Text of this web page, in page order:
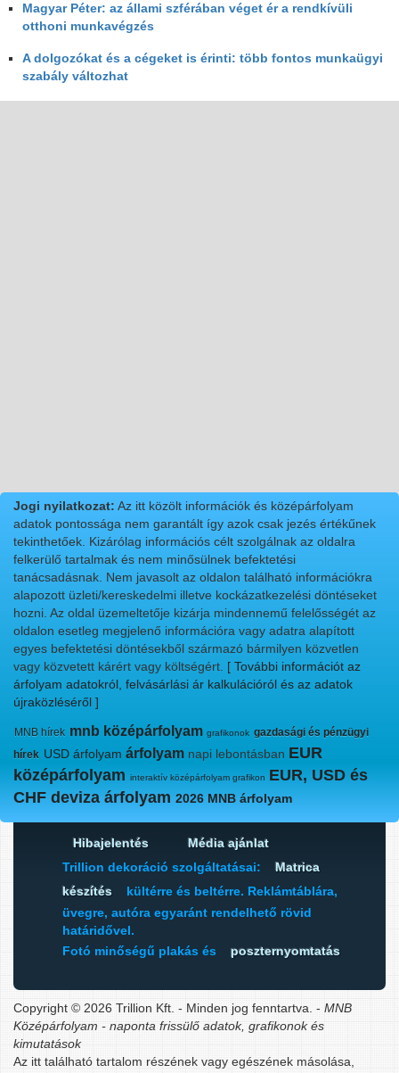
Magyar Péter: az állami szférában véget ér a rendkívüli
otthoni munkavégzés
A dolgozókat és a cégeket is érinti: több fontos munkaügyi
szabály változhat
Jogi nyilatkozat: Az itt közölt információk és középárfolyam
adatok pontossága nem garantált így azok csak jezés értékűnek
tekinthetőek. Kizárólag információs célt szolgálnak az oldalra
felkerülő tartalmak és nem minősülnek befektetési
tanácsadásnak. Nem javasolt az oldalon található információkra
alapozott üzleti/kereskedelmi illetve kockázatkezelési döntéseket
hozni. Az oldal üzemeltetője kizárja mindennemű felelősségét az
oldalon esetleg megjelenő információra vagy adatra alapított
egyes befektetési döntésekből származó bármilyen közvetlen
vagy közvetett kárért vagy költségért. [ További információt az
árfolyam adatokról, felvásárlási ár kalkulációról és az adatok
újraközléséről ]
MNB hírek mnb középárfolyam grafikonok gazdasági és pénzügyi
hírek USD árfolyam árfolyam napi lebontásban EUR
középárfolyam interaktív középárfolyam grafikon EUR, USD és
CHF deviza árfolyam 2026 MNB árfolyam
Hibajelentés
Média ajánlat
Trillion dekoráció szolgáltatásai:
Matrica
készítés
kültérre és beltérre. Reklámtáblára,
üvegre, autóra egyaránt rendelhető rövid
határidővel.
Fotó minőségű plakás és
poszternyomtatás
Copyright © 2026 Trillion Kft. - Minden jog fenntartva. - MNB
Középárfolyam - naponta frissülő adatok, grafikonok és
kimutatások
Az itt található tartalom részének vagy egészének másolása,